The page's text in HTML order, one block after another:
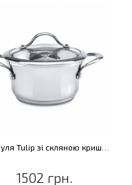
Каструля Tulip зі скляною кришкою, діам. 16 см, 1,3 л
1502 грн.